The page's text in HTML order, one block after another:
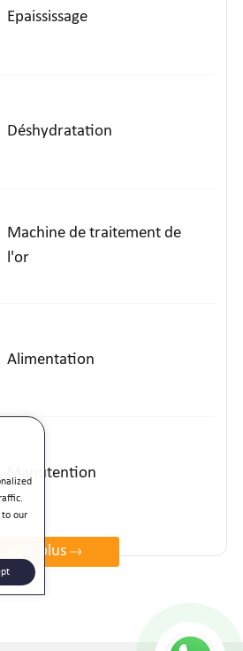
Epaississage
Déshydratation
Machine de traitement de
l'or
Alimentation
Manutention
voir plus
to our